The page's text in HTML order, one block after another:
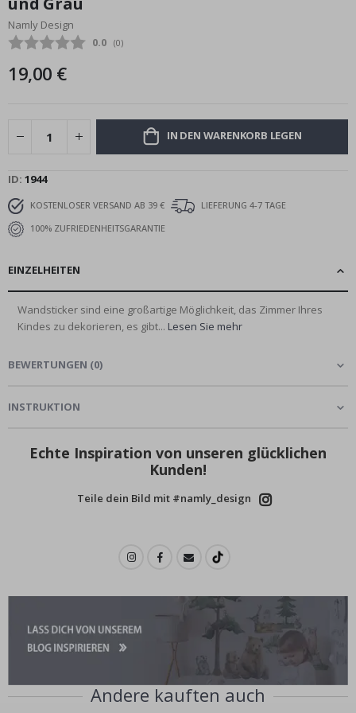
Bildgalerie
springen
Namly Design
Durchschnittliche Bewertung:
0.0 (abgegebene bewertungen:
0)
19,00 €
IN DEN WARENKORB LEGEN
ID 1944
KOSTENLOSER VERSAND AB 39 €
LIEFERUNG 4-7 TAGE
100% ZUFRIEDENHEITSGARANTIE
EINZELHEITEN
Wandsticker sind eine großartige Möglichkeit, das Zimmer Ihres
Kindes zu dekorieren, es gibt... Lesen Sie mehr
BEWERTUNGEN (0)
INSTRUKTION
Echte Inspiration von unseren glücklichen
Kunden!
Teile dein Bild mit #namly_design
Andere kauften auch